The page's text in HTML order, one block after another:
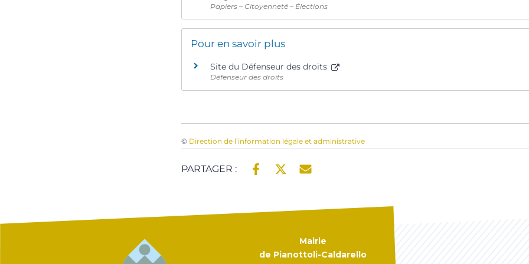
Papiers – Citoyenneté – Élections
Pour en savoir plus
Site du Défenseur des droits
Défenseur des droits
© Direction de l’information légale et administrative
PARTAGER :
Mairie
de Pianottoli-Caldarello